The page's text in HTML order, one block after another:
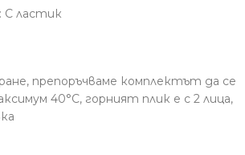
С ластик
препоръчваме комплектът да се
40°С, горният плик е с 2 лица,